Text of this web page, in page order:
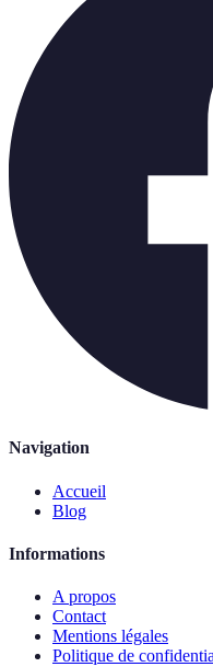
Navigation
Accueil
Blog
Informations
A propos
Contact
Mentions légales
Politique de